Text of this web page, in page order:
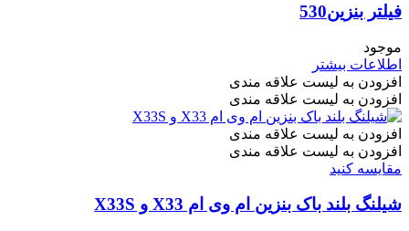
فیلتر بنزین530
موجود
اطلاعات بیشتر
افزودن به لیست علاقه مندی
افزودن به لیست علاقه مندی
افزودن به لیست علاقه مندی
افزودن به لیست علاقه مندی
مقایسه کنید
شیلنگ بلند باک بنزین ام وی ام X33 و X33S